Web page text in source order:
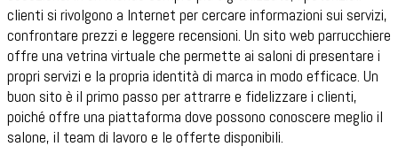
clienti si rivolgono a Internet per cercare informazioni sui servizi,
confrontare prezzi e leggere recensioni. Un sito web parrucchiere
offre una vetrina virtuale che permette ai saloni di presentare i
propri servizi e la propria identità di marca in modo efficace. Un
buon sito è il primo passo per attrarre e fidelizzare i clienti,
poiché offre una piattaforma dove possono conoscere meglio il
salone, il team di lavoro e le offerte disponibili.